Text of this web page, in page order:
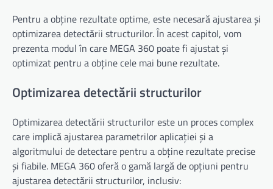
Pentru a obține rezultate optime, este necesară ajustarea și
optimizarea detectării structurilor. În acest capitol, vom
prezenta modul în care MEGA 360 poate fi ajustat și
optimizat pentru a obține cele mai bune rezultate.
Optimizarea detectării structurilor
Optimizarea detectării structurilor este un proces complex
care implică ajustarea parametrilor aplicației și a
algoritmului de detectare pentru a obține rezultate precise
și fiabile. MEGA 360 oferă o gamă largă de opțiuni pentru
ajustarea detectării structurilor, inclusiv: